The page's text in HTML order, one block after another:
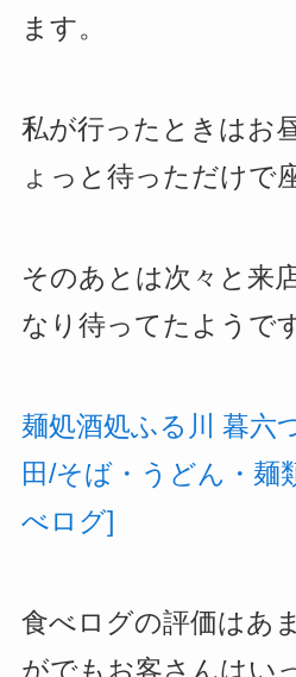
ます。
私が行ったときはお
ょっと待っただけで
そのあとは次々と来
なり待ってたようで
麺処酒処ふる川 暮六
田/そば・うどん・麺
べログ]
食べログの評価はあ
がでもお客さんはい